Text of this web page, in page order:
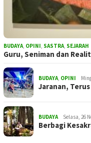
BUDAYA, OPINI, SASTRA, SEJARAH
Guru, Seniman dan
BUDAYA, OPINI
Jaranan,
BUDAYA Selasa, 26
Berbagi